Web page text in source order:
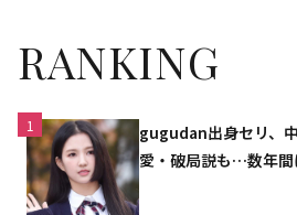
RANKING
1
gugudan出身セリ、
愛・破局説も…数年